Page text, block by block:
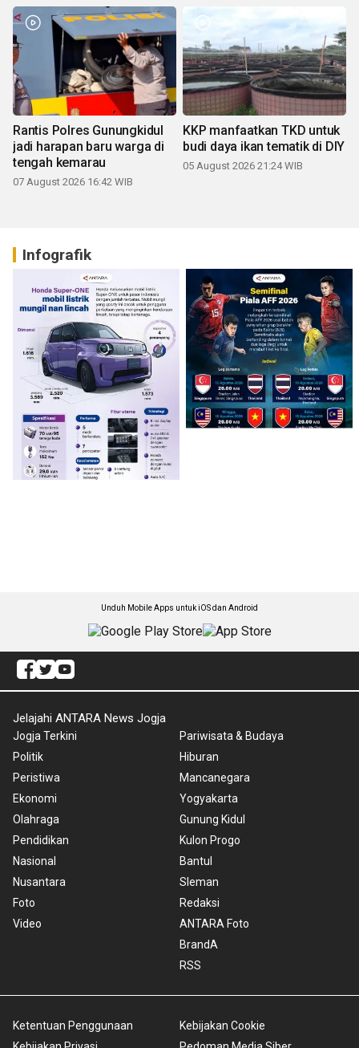
Rantis Polres Gunungkidul
jadi harapan baru warga di
tengah kemarau
07 August 2026 16:42 WIB
KKP manfaatkan TKD untuk
budi daya ikan tematik di DIY
05 August 2026 21:24 WIB
Infografik
Unduh Mobile Apps untuk iOS dan Android
Jelajahi ANTARA News Jogja
Jogja Terkini
Politik
Peristiwa
Ekonomi
Olahraga
Pendidikan
Nasional
Nusantara
Foto
Video
Pariwisata & Budaya
Hiburan
Mancanegara
Yogyakarta
Gunung Kidul
Kulon Progo
Bantul
Sleman
Redaksi
ANTARA Foto
BrandA
RSS
Ketentuan Penggunaan
Kebijakan Cookie